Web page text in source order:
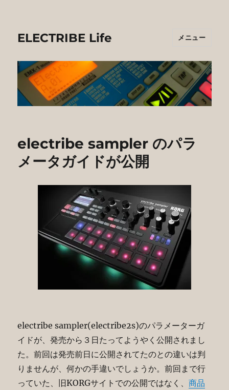
ELECTRIBE Life メニュー
electribe sampler のパラ
メータガイドが公開
electribe sampler(electribe2s)のパラメーターガ
イドが、発売から３日たってようやく公開されまし
た。前回は発売前日に公開されてたのとの違いは判
りませんが、何かの手違いでしょうか。前回まで行
っていた、旧KORGサイトでの公開ではなく、商品